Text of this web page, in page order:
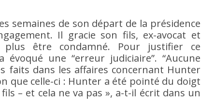
semaines de son départ de la présidence
Il gracie son fils, ex-avocat et
être condamné. Pour justifier ce
une “erreur judiciaire”. “Aucune
faits dans les affaires concernant Hunter
que celle-ci : Hunter a été pointé du doigt
– et cela ne va pas », a-t-il écrit dans un